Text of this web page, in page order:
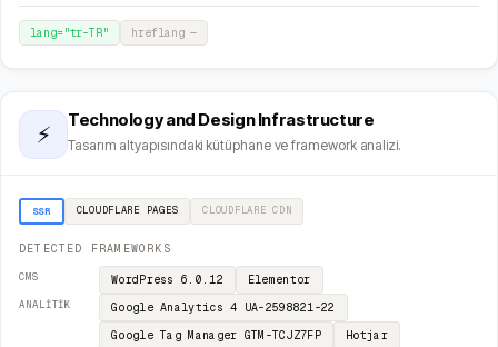
lang="tr-TR" hreflang—
⚡
Technology and Design Infrastructure
Tasarım altyapısındaki kütüphane ve framework analizi.
SSR CLOUDFLARE PAGES CLOUDFLARE CDN
DETECTED FRAMEWORKS
CMS WordPress 6.0.12 Elementor
ANALITIK Google Analytics 4 UA-2598821-22
Google Tag Manager GTM-TCJZ7FP Hotjar